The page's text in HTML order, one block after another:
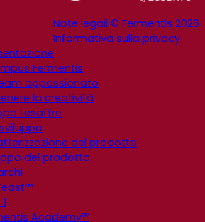
Note legali © Fermentis 2026
Informativa sulla privacy
Fermentis
appassionato
la creatività
Lesaffre
del prodotto
del prodotto
Academy™